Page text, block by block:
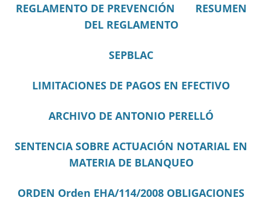
REGLAMENTO DE PREVENCIÓN
RESUMEN
DEL REGLAMENTO
SEPBLAC
LIMITACIONES DE PAGOS EN EFECTIVO
ARCHIVO DE ANTONIO PERELLÓ
SENTENCIA SOBRE ACTUACIÓN NOTARIAL EN
MATERIA DE BLANQUEO
ORDEN Orden EHA/114/2008 OBLIGACIONES